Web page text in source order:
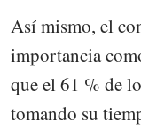
Así mismo, el
importancia
que el 61 % de
tomando su